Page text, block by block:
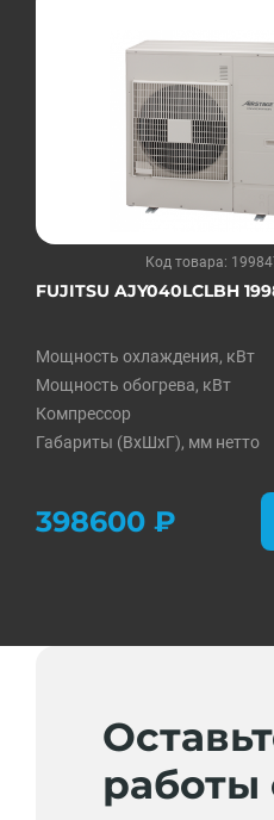
Код товара:
FUJITSU AJY040LCLBH
Мощность охлаждения, кВт
Мощность обогрева, кВт
Компрессор
Габариты (ВxШxГ), мм нетто
398600 ₽
работы